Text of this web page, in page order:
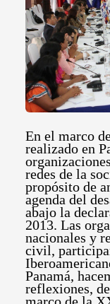
En el marco
realizado en
redes de la
propósito de
agenda del
abajo la
2013. Las
nacionales y
civil,
Panamá,
reflexiones,
marco de la